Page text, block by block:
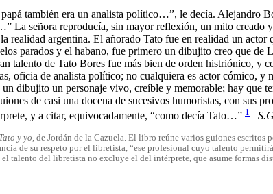
también era un analista político…”, le decía. Alejandro
señora reproducía, sin mayor reflexión, un mito creado
argentina. El añorado Tato fue en realidad un actor
parados y el habano, fue primero un dibujito creo que
talento de Tato Bores fue más bien de orden histriónico,
oficia de analista político; no cualquiera es actor cómico,
dibujito un personaje vivo, creíble y memorable; hay que
de casi una docena de sucesivos humoristas, con sus
y a citar, equivocadamente, “como decía Tato…” 1
Tato y yo, de Jordán de la Cazuela. El libro reúne varios guiones escritos
de su respeto por el libretista, “ese profesional cuyo talento
talento del libretista no excluye el del intérprete, que asume formas